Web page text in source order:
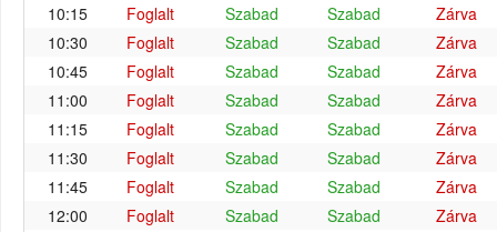
10:15
Foglalt Szabad Szabad
Zárva
10:30
Foglalt Szabad Szabad
Zárva
10:45
Foglalt Szabad Szabad
Zárva
11:00
Foglalt Szabad Szabad
Zárva
11:15
Foglalt Szabad Szabad
Zárva
11:30
Foglalt Szabad Szabad
Zárva
11:45
Foglalt Szabad Szabad
Zárva
12:00
Foglalt Szabad Szabad
Zárva